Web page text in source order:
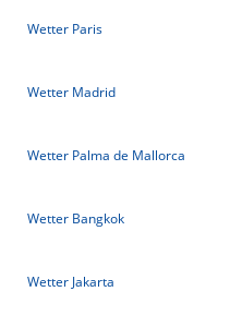
Wetter Paris
Wetter Madrid
Wetter Palma de Mallorca
Wetter Bangkok
Wetter Jakarta